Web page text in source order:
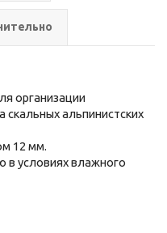
организации
скальных альпинистских
12 мм.
в условиях влажного